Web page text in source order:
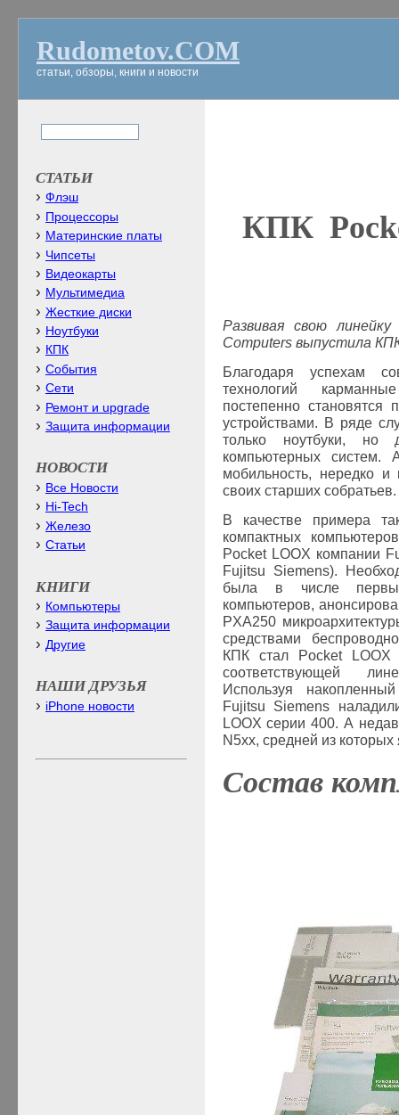
Rudometov.COM
статьи, обзоры, книги и новости
КПК
Развивая свою
Computersвыпустила
Благодаря успехам
технологий
постепенно
устройствами. В ряде
только ноутбуки,
компьютерных систем.
мобильность, нередко и
своих старших собратьев.
В качестве примера
компактных
Pocket LOOX компании
Fujitsu Siemens).
была в числе первых
компьютеров,
PXA250
средствами
КПК стал Pocket LOOX
соответствующей
Используя
Fujitsu Siemens
LOOX серии 400. А
N5xx, средней из
Состав
СТАТЬИ
Флэш
Процессоры
Материнские платы
Чипсеты
Видеокарты
Мультимедиа
Жесткие диски
Ноутбуки
КПК
События
Сети
Ремонт и upgrade
Защита информации
НОВОСТИ
Все Новости
Hi-Tech
Железо
Статьи
КНИГИ
Компьютеры
Защита информации
Другие
НАШИ ДРУЗЬЯ
iPhone новости